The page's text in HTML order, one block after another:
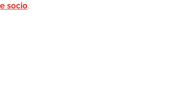
socio.